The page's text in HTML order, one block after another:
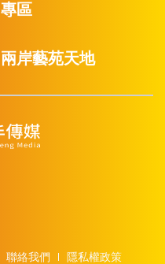
專區
兩岸藝苑天地
聯絡我們 隱私權政策